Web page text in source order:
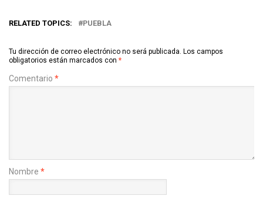
RELATED TOPICS: PUEBLA
Tu dirección de correo electrónico no será publicada. Los campos
obligatorios están marcados con *
Comentario *
Nombre *